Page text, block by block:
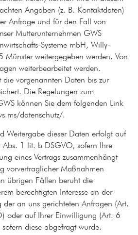
Angaben (z. B. Kontaktdaten)
Anfrage und für den Fall von
Mutterunternehmen GWS
Systeme mbH, Willy-
weitergegeben werden. Von
weiterbearbeitet werden.
die vorgenannten Daten bis zur
Die Regelungen zum
können Sie dem folgenden Link
datenschutz/.
Weitergabe dieser Daten erfolgt auf
1 lit. b DSGVO, sofern Ihre
eines Vertrags zusammenhängt
vorvertraglicher Maßnahmen
übrigen Fällen beruht die
berechtigten Interesse an der
der an uns gerichteten Anfragen (Art.
oder auf Ihrer Einwilligung (Art. 6
diese abgefragt wurde.